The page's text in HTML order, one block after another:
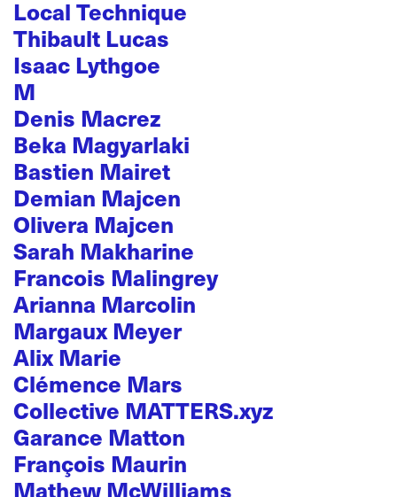
Local Technique
Thibault Lucas
Isaac Lythgoe
M
Denis Macrez
Beka Magyarlaki
Bastien Mairet
Demian Majcen
Olivera Majcen
Sarah Makharine
Francois Malingrey
Arianna Marcolin
Margaux Meyer
Alix Marie
Clémence Mars
Collective MATTERS.xyz
Garance Matton
François Maurin
Mathew McWilliams